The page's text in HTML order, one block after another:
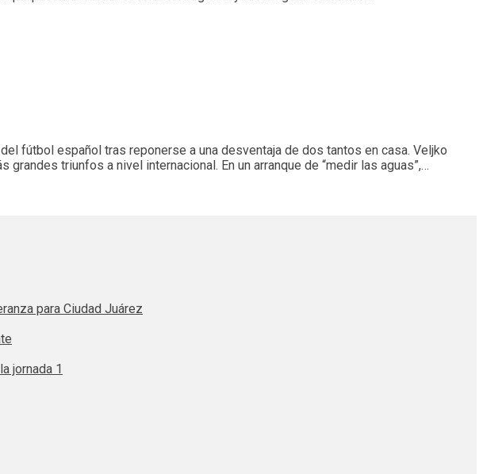
fútbol español tras reponerse a una desventaja de dos tantos en casa. Veljko
triunfos a nivel internacional. En un arranque de “medir las aguas”,…
para Ciudad Juárez
jornada 1